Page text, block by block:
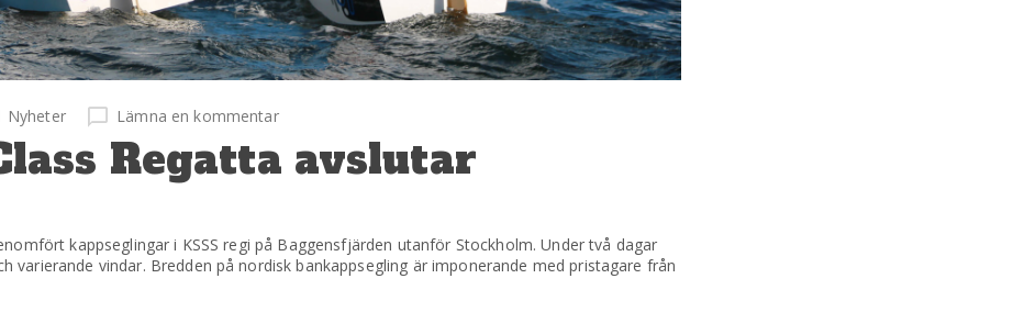
Nyheter Lämna en kommentar
Regatta avslutar
kappseglingar i KSSS regi på Baggensfjärden utanför Stockholm. Under två dagar
varierande vindar. Bredden på nordisk bankappsegling är imponerande med pristagare från